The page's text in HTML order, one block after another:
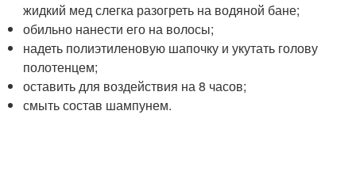
жидкий мед слегка разогреть на водяной бане;
обильно нанести его на волосы;
надеть полиэтиленовую шапочку и укутать голову
полотенцем;
оставить для воздействия на 8 часов;
смыть состав шампунем.